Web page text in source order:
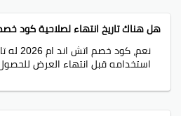
استخدم أحدث كود خصم اتش اند
للحصول على أفضل صفقة عند
أفضل الرموز كل يوم لمساعدتك في
المتاجر مثل اتش اند ام الأمارات
والعديد من العروض الأخرى. كن
هل هناك تاريخ انتهاء لصلاحية كود خصم
نعم،
استخدامه قبل انتهاء العرض للحصول